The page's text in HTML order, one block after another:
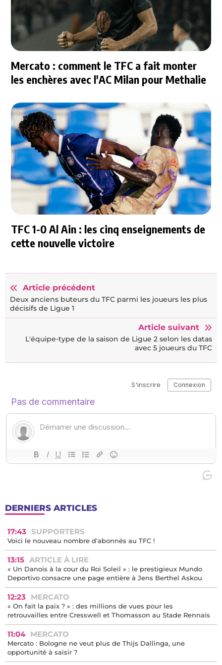
Mercato : comment le TFC a fait monter
les enchères avec l'AC Milan pour Methalie
TFC 1-0 Al Ain : les cinq enseignements de
cette nouvelle victoire
Article précédent
Deux anciens buteurs du TFC parmi les joueurs les plus
décisifs de Ligue 1
Article suivant
L'équipe-type de la saison de Ligue 2 selon les datas
avec 5 joueurs du TFC
DERNIERS ARTICLES
17:43 SUPPORTERS
Voici le nouveau nombre d'abonnés au TFC !
13:15 ARTICLE À LIRE
« Un Danois à la cour du Roi Soleil » : le prestigieux Mundo
Deportivo consacre une page entière à Jens Berthel Askou
12:23 MERCATO
« On fait la paix ? » : des millions de vues pour les
retrouvailles entre Cresswell et Thomasson au Stade Rennais
11:04 MERCATO
Mercato : Bologne ne veut plus de Thijs Dallinga, une
opportunité à saisir ?